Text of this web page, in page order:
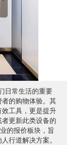
日常生活的重要
的购物体验。其
工具，更是提升
更新此类设备的
的报价板块，旨
行道解决方案。